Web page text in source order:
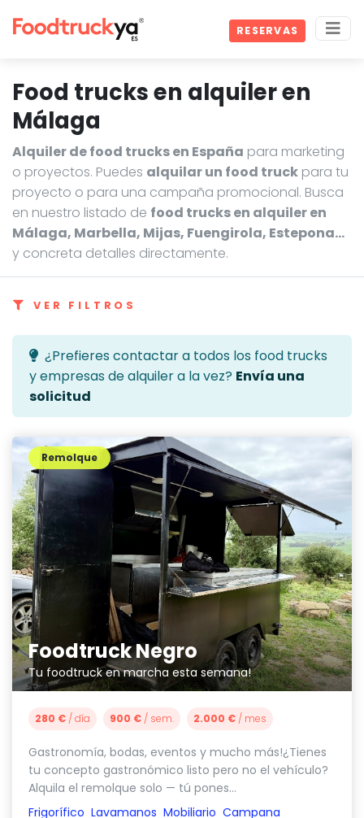
RESERVAS
Food trucks en alquiler en
Málaga
Alquiler de food trucks en España para marketing
o proyectos. Puedes alquilar un food truck para tu
proyecto o para una campaña promocional. Busca
en nuestro listado de food trucks en alquiler en
Málaga, Marbella, Mijas, Fuengirola, Estepona…
y concreta detalles directamente.
VER FILTROS
¿Prefieres contactar a todos los food trucks
y empresas de alquiler a la vez? Envía una
solicitud
Foodtruck Negro
Tu foodtruck en marcha esta semana!
Remolque
280 € / día 900 € / sem. 2.000 € / mes
Gastronomía, bodas, eventos y mucho más!¿Tienes
tu concepto gastronómico listo pero no el vehículo?
Alquila el remolque solo — tú pones...
Frigorífico Lavamanos Mobiliario Campana